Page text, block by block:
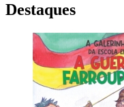
Destaques